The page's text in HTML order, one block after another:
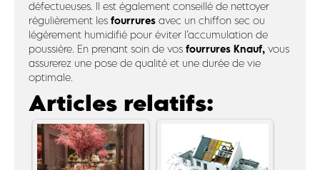
défectueuses. Il est également conseillé de nettoyer
régulièrement les fourrures avec un chiffon sec ou
légèrement humidifié pour éviter l’accumulation de
poussière. En prenant soin de vos fourrures Knauf, vous
assurerez une pose de qualité et une durée de vie
optimale.
Articles relatifs: